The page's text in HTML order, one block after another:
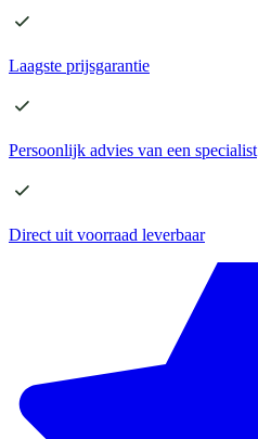
Laagste prijsgarantie
Persoonlijk advies van een specialist
Direct uit voorraad leverbaar